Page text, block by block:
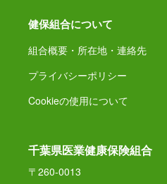
健保組合について
組合概要・所在地・連絡先
プライバシーポリシー
Cookieの使用について
千葉県医業健康保険組合
〒260-0013